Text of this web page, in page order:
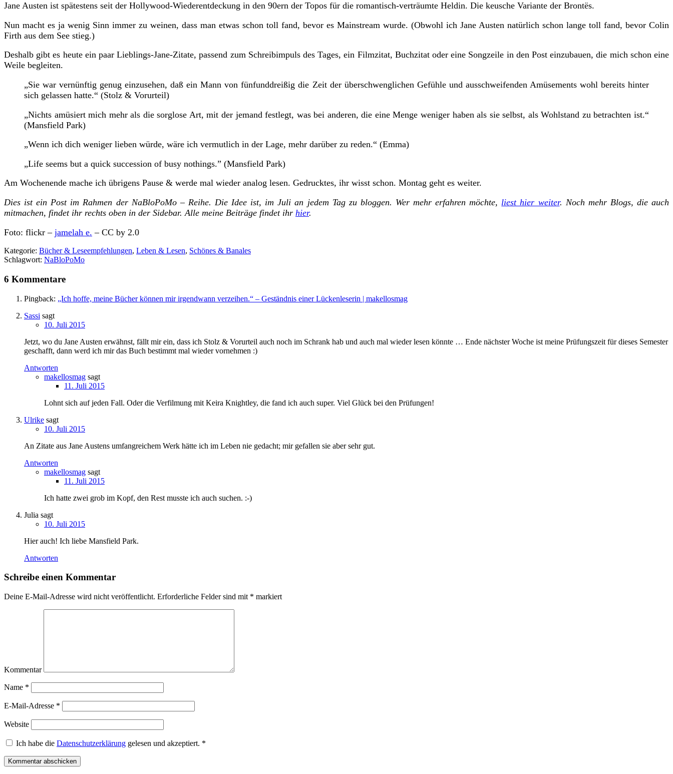
Jane Austen ist spätestens seit der Hollywood-Wiederentdeckung in den 90ern der Topos für die romantisch-verträumte Heldin. Die keusche Variante der Brontës.
Nun macht es ja wenig Sinn immer zu weinen, dass man etwas schon toll fand, bevor es Mainstream wurde. (Obwohl ich Jane Austen natürlich schon lange toll fand, bevor Colin
Firth aus dem See stieg.)
Deshalb gibt es heute ein paar Lieblings-Jane-Zitate, passend zum Schreibimpuls des Tages, ein Filmzitat, Buchzitat oder eine Songzeile in den Post einzubauen, die mich schon eine
Weile begleiten.
„Sie war vernünftig genug einzusehen, daß ein Mann von fünfunddreißig die Zeit der überschwenglichen Gefühle und ausschweifenden Amüsements wohl bereits hinter
sich gelassen hatte.“ (Stolz & Vorurteil)
„Nichts amüsiert mich mehr als die sorglose Art, mit der jemand festlegt, was bei anderen, die eine Menge weniger haben als sie selbst, als Wohlstand zu betrachten ist.“
(Mansfield Park)
„Wenn ich dich weniger lieben würde, wäre ich vermutlich in der Lage, mehr darüber zu reden.“ (Emma)
„Life seems but a quick succession of busy nothings.” (Mansfield Park)
Am Wochenende mache ich übrigens Pause & werde mal wieder analog lesen. Gedrucktes, ihr wisst schon. Montag geht es weiter.
Dies ist ein Post im Rahmen der NaBloPoMo – Reihe. Die Idee ist, im Juli an jedem Tag zu bloggen. Wer mehr erfahren möchte, liest hier weiter. Noch mehr Blogs, die auch
mitmachen, findet ihr rechts oben in der Sidebar. Alle meine Beiträge findet ihr hier.
Foto: flickr – jamelah e. – CC by 2.0
Kategorie: Bücher & Leseempfehlungen, Leben & Lesen, Schönes & Banales
Schlagwort: NaBloPoMo
6 Kommentare
Pingback: „Ich hoffe, meine Bücher können mir irgendwann verzeihen.“ – Geständnis einer Lückenleserin | makellosmag
Sassi sagt
10. Juli 2015
Jetzt, wo du Jane Austen erwähnst, fällt mir ein, dass ich Stolz & Vorurteil auch noch im Schrank hab und auch mal wieder lesen könnte … Ende nächster Woche ist meine Prüfungszeit für dieses Semester
geschafft, dann werd ich mir das Buch bestimmt mal wieder vornehmen :)
Antworten
makellosmag sagt
11. Juli 2015
Lohnt sich auf jeden Fall. Oder die Verfilmung mit Keira Knightley, die fand ich auch super. Viel Glück bei den Prüfungen!
Ulrike sagt
10. Juli 2015
An Zitate aus Jane Austens umfangreichem Werk hätte ich im Leben nie gedacht; mir gefallen sie aber sehr gut.
Antworten
makellosmag sagt
11. Juli 2015
Ich hatte zwei grob im Kopf, den Rest musste ich auch suchen. :-)
Julia sagt
10. Juli 2015
Hier auch! Ich liebe Mansfield Park.
Antworten
Schreibe einen Kommentar
Deine E-Mail-Adresse wird nicht veröffentlicht. Erforderliche Felder sind mit * markiert
Kommentar
Name *
E-Mail-Adresse *
Website
Ich habe die Datenschutzerklärung gelesen und akzeptiert. *